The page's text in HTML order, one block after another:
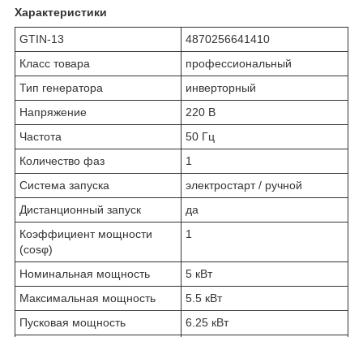
Характеристики
GTIN-13
4870256641410
Класс товара
профессиональный
Тип генератора
инверторный
Напряжение
220 В
Частота
50 Гц
Количество фаз
1
Система запуска
электростарт / ручной
Дистанционный запуск
да
Коэффициент мощности
(cosφ)
1
Номинальная мощность
5 кВт
Максимальная мощность
5.5 кВт
Пусковая мощность
6.25 кВт